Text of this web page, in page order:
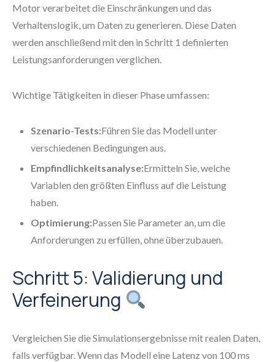
Motor verarbeitet die Einschränkungen und das
Verhaltenslogik, um Daten zu generieren. Diese Daten
werden anschließend mit den in Schritt 1 definierten
Leistungsanforderungen verglichen.
Wichtige Tätigkeiten in dieser Phase umfassen:
Szenario-Tests:Führen Sie das Modell unter
verschiedenen Bedingungen aus.
Empfindlichkeitsanalyse:Ermitteln Sie, welche
Variablen den größten Einfluss auf die Leistung
haben.
Optimierung:Passen Sie Parameter an, um die
Anforderungen zu erfüllen, ohne überzubauen.
Schritt 5: Validierung und
Verfeinerung
Vergleichen Sie die Simulationsergebnisse mit realen Daten,
falls verfügbar. Wenn das Modell eine Latenz von 100 ms